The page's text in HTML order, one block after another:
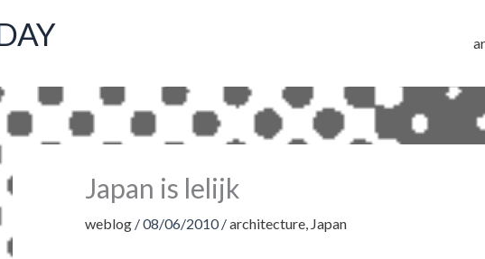
Japan is lelijk
weblog /08/06/2010/architecture, Japan